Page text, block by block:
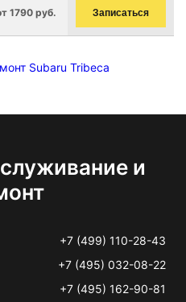
1790 руб. Записаться
Subaru Tribeca
и
+7 (499) 110-28-43
+7 (495) 032-08-22
+7 (495) 162-90-81